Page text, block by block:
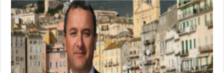
Stade
de
Furiani
–
#FBIR
:
Réaction
de
@FTatti
cc
@FBIsulaRossa